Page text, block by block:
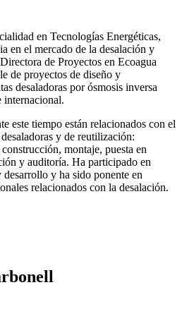
en Tecnologías Energéticas,
en el mercado de la desalación y
de Proyectos en Ecoagua
de proyectos de diseño y
desaladoras por ósmosis inversa
internacional.
este tiempo están relacionados con el
y de reutilización:
montaje, puesta en
y auditoría. Ha participado en
y ha sido ponente en
relacionados con la desalación.